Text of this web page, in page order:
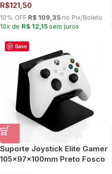
R$121,50
10% OFF R$ 109,35 no Pix/Boleto
10x de R$ 12,15sem juros
Save
Suporte Joystick Elite Gamer
105x97x100mm Preto Fosco